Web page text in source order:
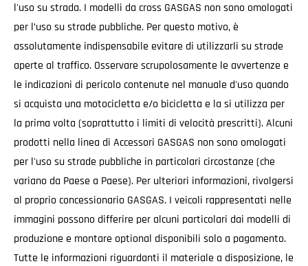
l'uso su strada. I modelli da cross GASGAS non sono omologati
per l’uso su strade pubbliche. Per questo motivo, è
assolutamente indispensabile evitare di utilizzarli su strade
aperte al traffico. Osservare scrupolosamente le avvertenze e
le indicazioni di pericolo contenute nel manuale d'uso quando
si acquista una motocicletta e/o bicicletta e la si utilizza per
la prima volta (soprattutto i limiti di velocità prescritti). Alcuni
prodotti nella linea di Accessori GASGAS non sono omologati
per l'uso su strade pubbliche in particolari circostanze (che
variano da Paese a Paese). Per ulteriori informazioni, rivolgersi
al proprio concessionario GASGAS. I veicoli rappresentati nelle
immagini possono differire per alcuni particolari dai modelli di
produzione e montare optional disponibili solo a pagamento.
Tutte le informazioni riguardanti il materiale a disposizione, le